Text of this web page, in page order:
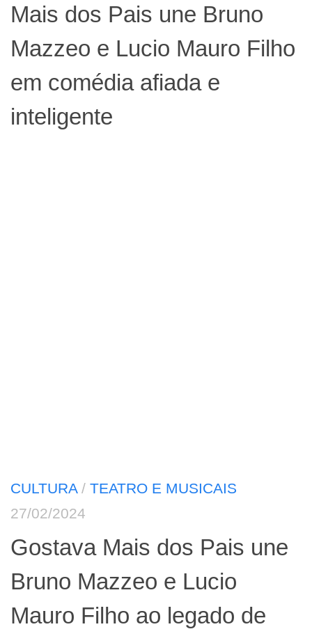
Mais dos Pais une Bruno
Mazzeo e Lucio Mauro Filho
em comédia afiada e
inteligente
CULTURA/ TEATRO E MUSICAIS
27/02/2024
Gostava Mais dos Pais une
Bruno Mazzeo e Lucio
Mauro Filho ao legado de